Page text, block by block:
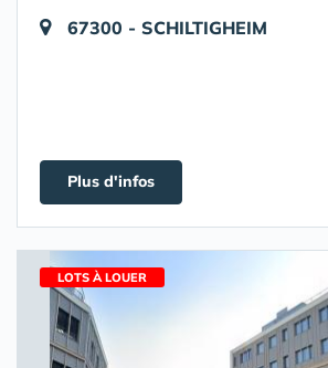
67300 - SCHILTIGHEIM
Plus d'infos
LOTS À LOUER